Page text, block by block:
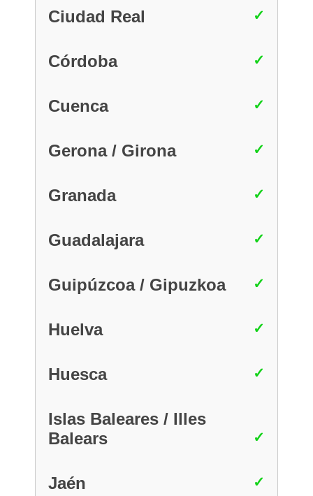
Ciudad Real
Córdoba
Cuenca
Gerona / Girona
Granada
Guadalajara
Guipúzcoa / Gipuzkoa
Huelva
Huesca
Islas Baleares / Illes
Balears
Jaén